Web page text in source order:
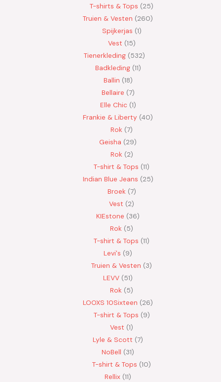
T-shirts & Tops
25
Truien & Vesten
260
Spijkerjas 1
Vest 15
Tienerkleding 532
Badkleding 11
Ballin 18
Bellaire 7
Elle Chic 1
Frankie & Liberty 40
Rok 7
Geisha
29
Rok 2
T-shirt & Tops 11
Indian Blue Jeans 25
Broek 7
Vest
2
KIEstone
36
Rok
5
T-shirt & Tops 11
Levi's
9
Truien & Vesten
3
LEVV 51
Rok
5
LOOXS 10Sixteen
26
T-shirt & Tops 9
Vest 1
Lyle & Scott 7
NoBell
31
T-shirt & Tops 10
Rellix 11